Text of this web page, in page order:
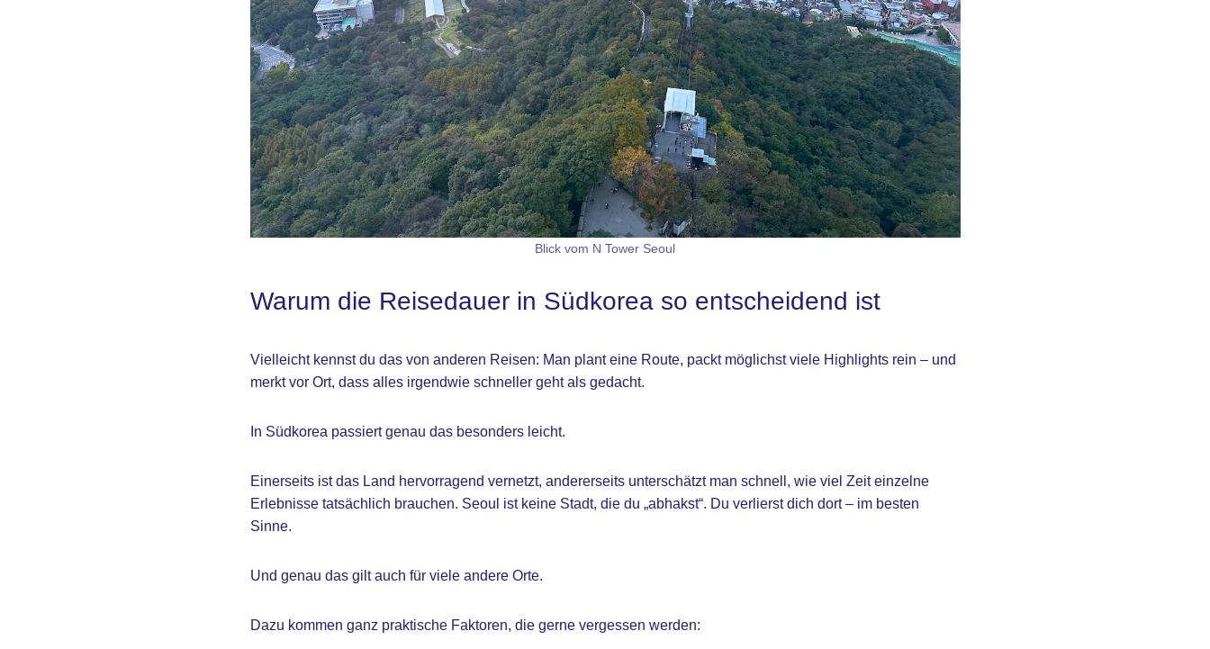
Blick vom N Tower Seoul
Warum die Reisedauer in Südkorea so entscheidend ist
Vielleicht kennst du das von anderen Reisen: Man plant eine Route, packt möglichst viele Highlights rein – und
merkt vor Ort, dass alles irgendwie schneller geht als gedacht.
In Südkorea passiert genau das besonders leicht.
Einerseits ist das Land hervorragend vernetzt, andererseits unterschätzt man schnell, wie viel Zeit einzelne
Erlebnisse tatsächlich brauchen. Seoul ist keine Stadt, die du „abhakst“. Du verlierst dich dort – im besten
Sinne.
Und genau das gilt auch für viele andere Orte.
Dazu kommen ganz praktische Faktoren, die gerne vergessen werden: